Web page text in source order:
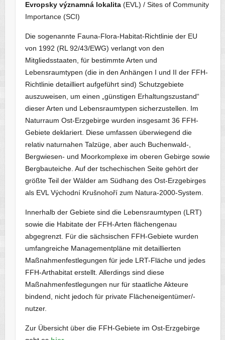
Evropsky významná lokalita (EVL) / Sites of Community
Importance (SCI)
Die sogenannte Fauna-Flora-Habitat-Richtlinie der EU
von 1992 (RL 92/43/EWG) verlangt von den
Mitgliedsstaaten, für bestimmte Arten und
Lebensraumtypen (die in den Anhängen I und II der FFH-
Richtlinie detailliert aufgeführt sind) Schutzgebiete
auszuweisen, um einen „günstigen Erhaltungszustand“
dieser Arten und Lebensraumtypen sicherzustellen. Im
Naturraum Ost-Erzgebirge wurden insgesamt 36 FFH-
Gebiete deklariert. Diese umfassen überwiegend die
relativ naturnahen Talzüge, aber auch Buchenwald-,
Bergwiesen- und Moorkomplexe im oberen Gebirge sowie
Bergbauteiche. Auf der tschechischen Seite gehört der
größte Teil der Wälder am Südhang des Ost-Erzgebirges
als EVL Východní Krušnohoří zum Natura-2000-System.
Innerhalb der Gebiete sind die Lebensraumtypen (LRT)
sowie die Habitate der FFH-Arten flächengenau
abgegrenzt. Für die sächsischen FFH-Gebiete wurden
umfangreiche Managementpläne mit detaillierten
Maßnahmenfestlegungen für jede LRT-Fläche und jedes
FFH-Arthabitat erstellt. Allerdings sind diese
Maßnahmenfestlegungen nur für staatliche Akteure
bindend, nicht jedoch für private Flächeneigentümer/-
nutzer.
Zur Übersicht über die FFH-Gebiete im Ost-Erzgebirge